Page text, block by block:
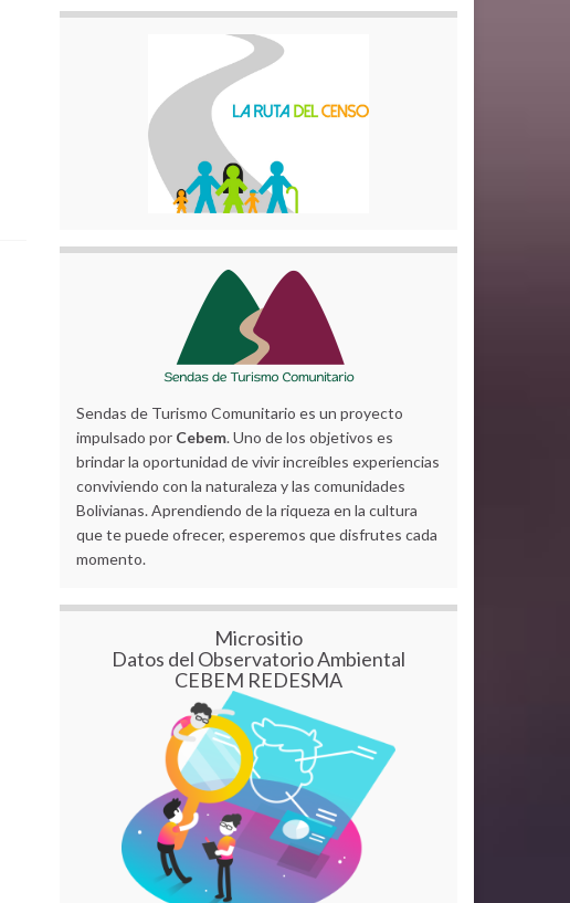
Sendas de Turismo Comunitario es un proyecto
impulsado por Cebem. Uno de los objetivos es
brindar la oportunidad de vivir increíbles experiencias
conviviendo con la naturaleza y las comunidades
Bolivianas. Aprendiendo de la riqueza en la cultura
que te puede ofrecer, esperemos que disfrutes cada
momento.
Micrositio
Datos del Observatorio Ambiental
CEBEM REDESMA